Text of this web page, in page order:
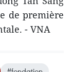
de première
- VNA